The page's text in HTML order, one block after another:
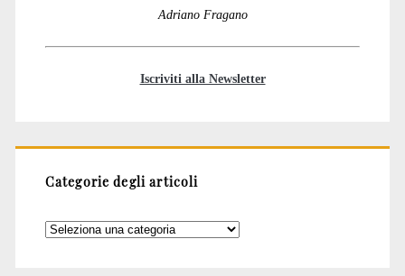
Adriano Fragano
Iscriviti alla Newsletter
Categorie degli articoli
Categorie